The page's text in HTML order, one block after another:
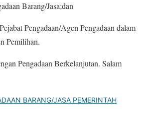
Barang/Jasa;dan
Pengadaan/Agen Pengadaan dalam
Pemilihan.
Pengadaan Berkelanjutan. Salam
BARANG/JASA PEMERINTAH